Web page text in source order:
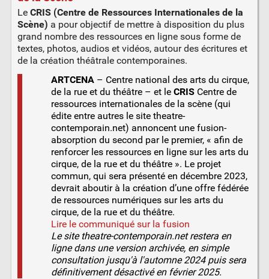
Le CRIS (Centre de Ressources Internationales de la
Scène) a pour objectif de mettre à disposition du plus
grand nombre des ressources en ligne sous forme de
textes, photos, audios et vidéos, autour des écritures et
de la création théâtrale contemporaines.
ARTCENA– Centre national des arts du cirque,
de la rue et du théâtre – et le CRISCentre de
ressources internationales de la scène (qui
édite entre autres le site theatre-
contemporain.net) annoncent une fusion-
absorption du second par le premier, « afin de
renforcer les ressources en ligne sur les arts du
cirque, de la rue et du théâtre ». Le projet
commun, qui sera présenté en décembre 2023,
devrait aboutir à la création d’une offre fédérée
de ressources numériques sur les arts du
cirque, de la rue et du théâtre.
Lire le communiqué sur la fusion
Le site theatre-contemporain.net restera en
ligne dans une version archivée, en simple
consultation jusqu'à l'automne 2024 puis sera
définitivement désactivé en février 2025.